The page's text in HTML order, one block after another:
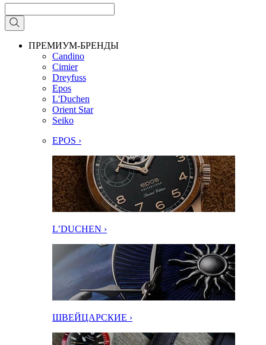
ПРЕМИУМ-БРЕНДЫ
Candino
Cimier
Dreyfuss
Epos
L'Duchen
Orient Star
Seiko
EPOS ›
L’DUCHEN ›
ШВЕЙЦАРСКИЕ ›